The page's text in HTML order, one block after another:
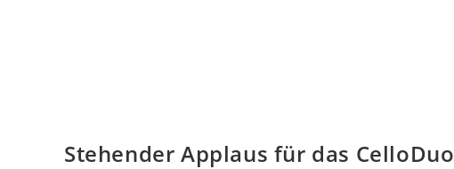
Stehender Applaus für das CelloDuo